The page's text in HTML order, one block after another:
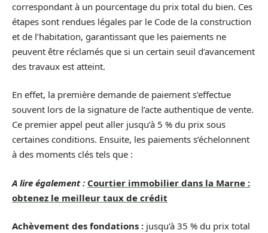
correspondant à un pourcentage du prix total du bien. Ces
étapes sont rendues légales par le Code de la construction
et de l’habitation, garantissant que les paiements ne
peuvent être réclamés que si un certain seuil d’avancement
des travaux est atteint.
En effet, la première demande de paiement s’effectue
souvent lors de la signature de l’acte authentique de vente.
Ce premier appel peut aller jusqu’à 5 % du prix sous
certaines conditions. Ensuite, les paiements s’échelonnent
à des moments clés tels que :
A lire également : Courtier immobilier dans la Marne :
obtenez le meilleur taux de crédit
Achèvement des fondations : jusqu’à 35 % du prix total